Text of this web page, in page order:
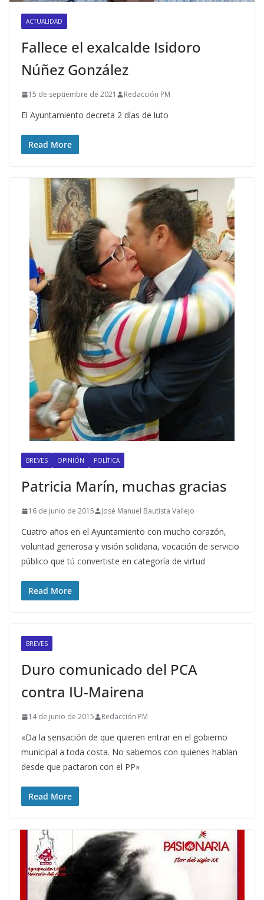
ACTUALIDAD
Fallece el exalcalde Isidoro
Núñez González
15 de septiembre de 2021 Redacción PM
El Ayuntamiento decreta 2 días de luto
Read More
BREVES OPINIÓN POLÍTICA
Patricia Marín, muchas gracias
16 de junio de 2015 José Manuel Bautista Vallejo
Cuatro años en el Ayuntamiento con mucho corazón,
voluntad generosa y visión solidaria, vocación de servicio
público que tú convertiste en categoría de virtud
Read More
BREVES
Duro comunicado del PCA
contra IU-Mairena
14 de junio de 2015 Redacción PM
«Da la sensación de que quieren entrar en el gobierno
municipal a toda costa. No sabemos con quienes hablan
desde que pactaron con el PP»
Read More